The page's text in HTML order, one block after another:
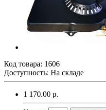
Код товара: 1606
Доступность: На складе
1 170.00 р.